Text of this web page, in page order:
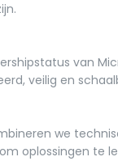
van
veilig en
we
oplossingen te